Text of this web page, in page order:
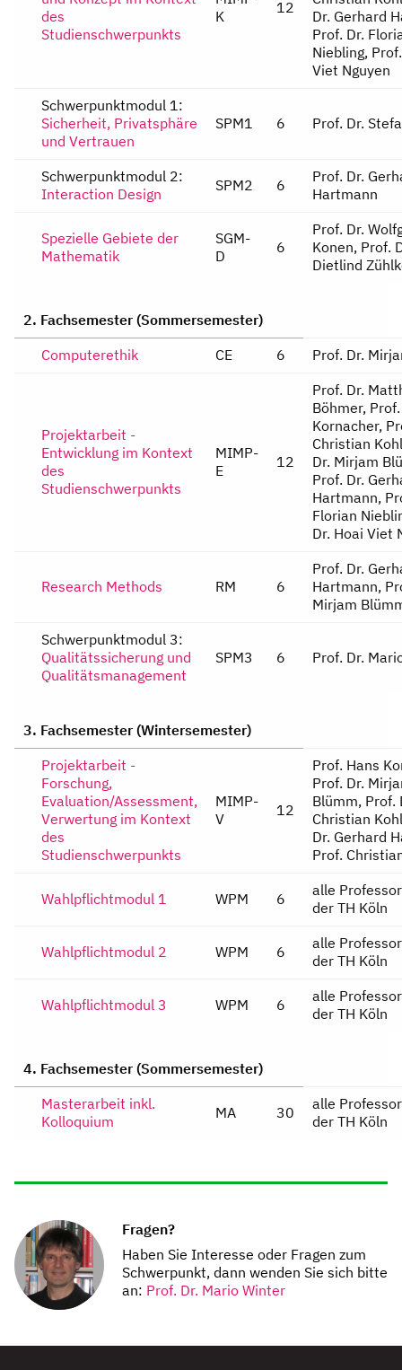
des
Studienschwerpunkts
K
12
Schwerpunktmodul 1:
Sicherheit, Privatsphäre
und Vertrauen
SPM1 6 Prof. Dr.
Schwerpunktmodul 2:
Interaction Design
SPM2 6
Prof. Dr.
Hartmann
Spezielle Gebiete der
Mathematik
SGM-
D
6
Prof. Dr.
Konen, Prof.
Dietlind
2. Fachsemester (Sommersemester)
Computerethik
CE 6 Prof. Dr.
Projektarbeit -
Entwicklung im Kontext
des
Studienschwerpunkts
MIMP-
E
12
Research Methods RM 6
Prof. Dr.
Hartmann,
Mirjam
Schwerpunktmodul 3:
Qualitätssicherung und
Qualitätsmanagement
SPM3 6 Prof. Dr.
3. Fachsemester (Wintersemester)
Projektarbeit -
Forschung,
Evaluation/Assessment,
Verwertung im Kontext
des
Studienschwerpunkts
MIMP-
V
12
Prof. Hans
Prof. Dr.
Blümm, Prof.
Christian
Dr. Gerhard
Prof.
Wahlpflichtmodul 1 WPM 6
alle
der TH Köln
Wahlpflichtmodul 2 WPM 6
alle
der TH Köln
Wahlpflichtmodul 3 WPM 6
alle
der TH Köln
4. Fachsemester (Sommersemester)
Masterarbeit inkl.
Kolloquium
MA 30
alle
der TH Köln
Fragen?
Haben Sie Interesse oder Fragen zum
Schwerpunkt, dann wenden Sie sich bitte
an: Prof. Dr. Mario Winter